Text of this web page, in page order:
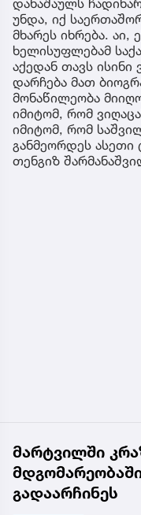
უნდა, იქ
მხარეს იხრება. აი,
ხელისუფლებამ
აქედან თავს ისინი
დარჩება მათ
მონაწილეობა
იმიტომ, რომ
იმიტომ, რომ
განმეორდეს ასეთი
თენგიზ
მარტვილში
გადაარჩინეს